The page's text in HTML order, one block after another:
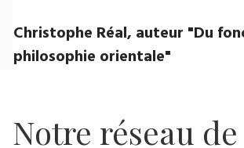
Christophe Réal, auteur ​"Du
philosophie orientale"
Notre réseau